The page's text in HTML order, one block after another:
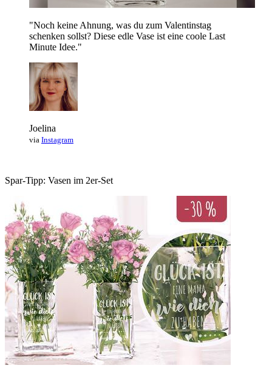
"Noch keine Ahnung, was du zum Valentinstag
schenken sollst? Diese edle Vase ist eine coole Last
Minute Idee."
Joelina
via Instagram
Spar-Tipp: Vasen im 2er-Set